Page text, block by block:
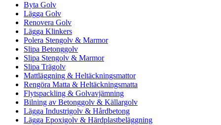
Byta Golv
Lägga Golv
Renovera Golv
Lägga Klinkers
Polera Stengolv & Marmor
Slipa Betonggolv
Slipa Stengolv & Marmor
Slipa Trägolv
Mattläggning & Heltäckningsmattor
Rengöra Matta & Heltäckningsmatta
Flytspackling & Golvavjämning
Bilning av Betonggolv & Källargolv
Lägga Industrigolv & Hårdbetong
Lägga Epoxigolv & Härdplastbeläggning